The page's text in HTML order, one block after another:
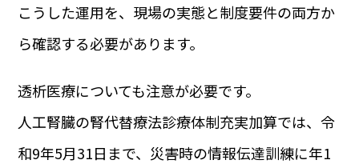
こうした運用を、現場の実態と制度要件の両方か
ら確認する必要があります。
透析医療についても注意が必要です。
人工腎臓の腎代替療法診療体制充実加算では、令
和9年5月31日まで、災害時の情報伝達訓練に年1